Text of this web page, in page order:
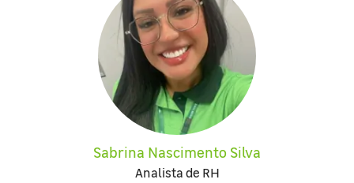
Sabrina Nascimento Silva
Analista de RH